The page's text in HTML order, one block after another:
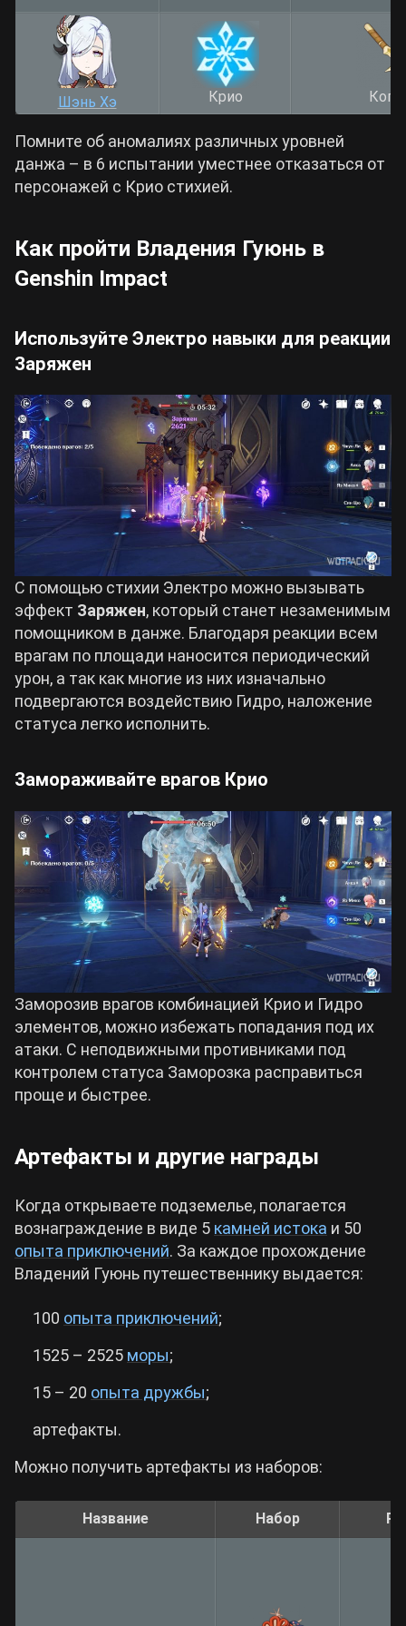
Шэнь Хэ Крио
Помните об аномалиях различных уровней
данжа – в 6 испытании уместнее отказаться от
персонажей с Крио стихией.
Как пройти Владения Гуюнь в
Genshin Impact
Используйте Электро навыки для реакции
Заряжен
С помощью стихии Электро можно вызывать
эффект Заряжен, который станет незаменимым
помощником в данже. Благодаря реакции всем
врагам по площади наносится периодический
урон, а так как многие из них изначально
подвергаются воздействию Гидро, наложение
статуса легко исполнить.
Замораживайте врагов Крио
Заморозив врагов комбинацией Крио и Гидро
элементов, можно избежать попадания под их
атаки. С неподвижными противниками под
контролем статуса Заморозка расправиться
проще и быстрее.
Артефакты и другие награды
Когда открываете подземелье, полагается
вознаграждение в виде 5 камней истока и 50
опыта приключений. За каждое прохождение
Владений Гуюнь путешественнику выдается:
100 опыта приключений;
1525 – 2525 моры;
15 – 20 опыта дружбы;
артефакты.
Можно получить артефакты из наборов:
Название Набор